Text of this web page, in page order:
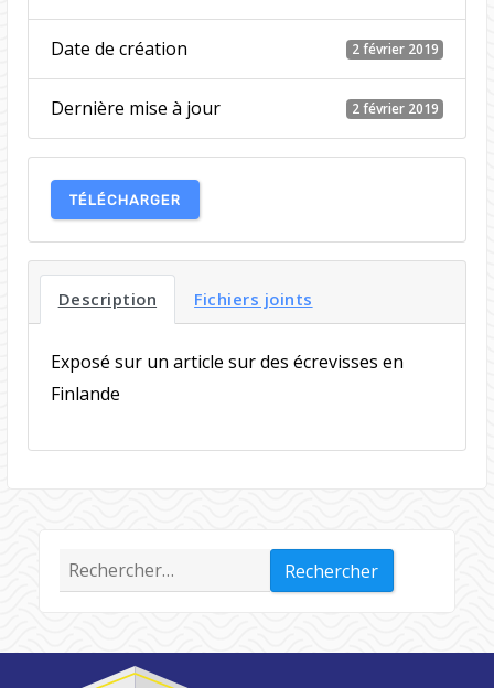
Date de création 2 février 2019
Dernière mise à jour 2 février 2019
TÉLÉCHARGER
Description Fichiers joints
Exposé sur un article sur des écrevisses en
Finlande
Rechercher :